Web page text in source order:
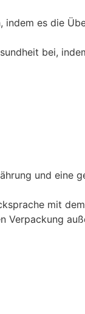
es die
bei,
und eine
mit
Verpackung